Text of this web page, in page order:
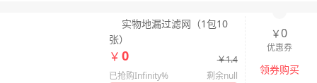
实物地漏过滤网（1包10
张）
￥ 0
￥1.4
已抢购Infinity%
剩余null
￥0
优惠券
领券购买